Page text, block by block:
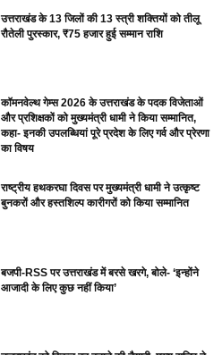
उत्तराखंड के 13 जिलों की 13 स्त्री शक्तियों को तीलू
रौतेली पुरस्कार, ₹75 हजार हुई सम्मान राशि
कॉमनवेल्थ गेम्स 2026 के उत्तराखंड के पदक विजेताओं
और प्रशिक्षकों को मुख्यमंत्री धामी ने किया सम्मानित,
कहा- इनकी उपलब्धियां पूरे प्रदेश के लिए गर्व और प्रेरणा
का विषय
राष्ट्रीय हथकरघा दिवस पर मुख्यमंत्री धामी ने उत्कृष्ट
बुनकरों और हस्तशिल्प कारीगरों को किया सम्मानित
बजपी-RSS पर उत्तराखंड में बरसे खरगे, बोले- ‘इन्होंने
आजादी के लिए कुछ नहीं किया’